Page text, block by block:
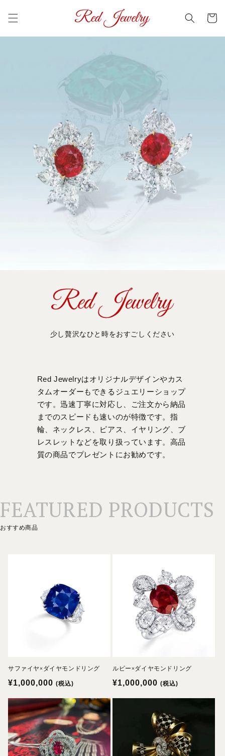
進む
ー
少し贅沢なひと時をおすごしください
Red Jewelryはオリジナルデザインやカス
タムオーダーもできるジュエリーショップ
です。迅速丁寧に対応し、ご注文から納品
までのスピードも速いのが特徴です。指
輪、ネックレス、ピアス、イヤリング、ブ
レスレットなどを取り扱っています。高品
質の商品でプレゼントにお勧めです。
FEATURED PRODUCTS
おすすめ商品
サファイヤ×ダイヤモンドリング
通
常
価
格
¥1,000,000 (税込)
ルビー×ダイヤモンドリング
通
常
¥1,000,000 (税込)